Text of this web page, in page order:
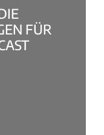
O
FÜR E